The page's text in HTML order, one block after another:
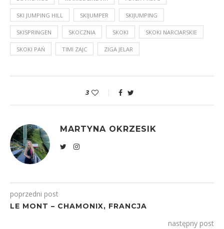
SKI JUMPING HILL SKIJUMPER SKIJUMPING
SKISPRINGEN SKOCZNIA SKOKI SKOKI NARCIARSKIE
SKOKI PAŃ TIMI ZAJC ZIGA JELAR
3
MARTYNA OKRZESIK
poprzedni post
LE MONT – CHAMONIX, FRANCJA
następny post